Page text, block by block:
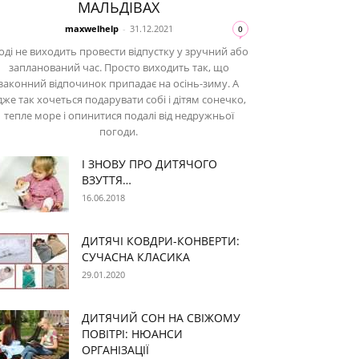
МАЛЬДІВАХ
maxwelhelp - 31.12.2021 0
не виходить провести відпустку у зручний або
запланований час. Просто виходить так, що
відпочинок припадає на осінь-зиму. А
так хочеться подарувати собі і дітям сонечко,
тепле море і опинитися подалі від недружньої
погоди.
І ЗНОВУ ПРО ДИТЯЧОГО
ВЗУТТЯ…
16.06.2018
ДИТЯЧІ КОВДРИ-КОНВЕРТИ:
СУЧАСНА КЛАСИКА
29.01.2020
ДИТЯЧИЙ СОН НА СВІЖОМУ
ПОВІТРІ: НЮАНСИ
ОРГАНІЗАЦІЇ